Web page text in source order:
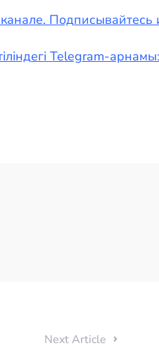
Подписывайтесь
Telegram-
Next Article